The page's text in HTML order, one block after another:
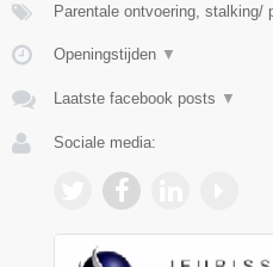
Parentale ontvoering, stalking/
Openingstijden ▼
Laatste facebook posts ▼
Sociale media: